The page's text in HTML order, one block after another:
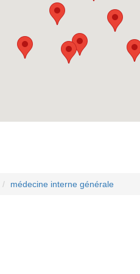
médecine interne générale